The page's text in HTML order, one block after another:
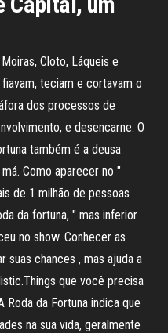
Cloto, Láqueis e
teciam e cortavam o
dos processos de
e desencarne. O
também é a deusa
Como aparecer no "
de 1 milhão de pessoas
da fortuna, " mas inferior
no show. Conhecer as
suas chances , mas ajuda a
que você precisa
da Fortuna indica que
na sua vida, geralmente